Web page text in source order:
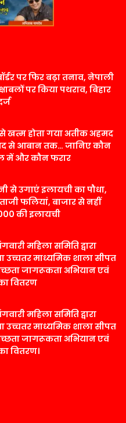
पर फिर बढ़ा तनाव, नेपाली
पर किया पथराव, बिहार
खत्म होता गया अतीक अहमद
से आबान तक… जानिए कौन
में और कौन फरार
उगाएं इलायची का पौधा,
फलियां, बाजार से नहीं
की इलायची
महिला समिति द्वारा
उच्चतर माध्यमिक शाला सीपत
जागरूकता अभियान एवं
वितरण
महिला समिति द्वारा
उच्चतर माध्यमिक शाला सीपत
जागरूकता अभियान एवं
वितरण।